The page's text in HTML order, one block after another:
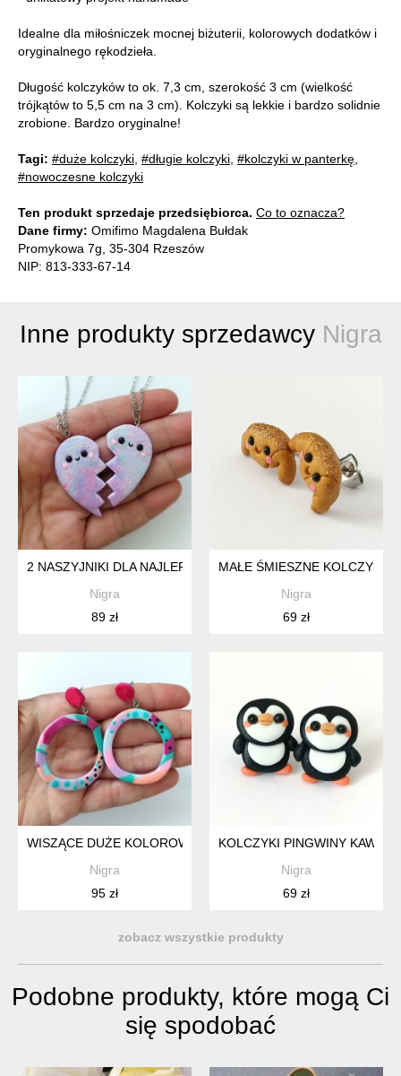
Idealne dla miłośniczek mocnej biżuterii, kolorowych dodatków i
oryginalnego rękodzieła.
Długość kolczyków to ok. 7,3 cm, szerokość 3 cm (wielkość
trójkątów to 5,5 cm na 3 cm). Kolczyki są lekkie i bardzo solidnie
zrobione. Bardzo oryginalne!
Tagi: #duże kolczyki #długie kolczyki #kolczyki w panterkę
#nowoczesne kolczyki
Ten produkt sprzedaje przedsiębiorca. Co to oznacza?
Dane firmy: Omifimo Magdalena Bułdak
Promykowa 7g, 35-304 Rzeszów
NIP: 813-333-67-14
Inne produkty sprzedawcy Nigra
2 NASZYJNIKI DLA NAJLEPSZYCH PRZYJACIÓŁEK,
Nigra
89 zł
MAŁE ŚMIESZNE KOLCZYKI
Nigra
69 zł
WISZĄCE DUŻE KOLOROWE KOLCZYKI KOŁA NA SZTYFTACH
Nigra
95 zł
KOLCZYKI PINGWINY KAWAII
Nigra
69 zł
zobacz wszystkie produkty
Podobne produkty, które mogą Ci
się spodobać